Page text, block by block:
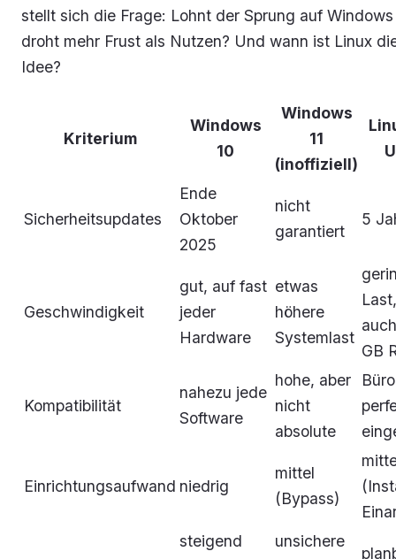
stellt sich die Frage: Lohnt der Sprung auf Windows
droht mehr Frust als Nutzen? Und wann ist Linux
Idee?
Kriterium
Windows
10
Windows
11
(inoffiziell)
Sicherheitsupdates
Ende
Oktober
2025
nicht
garantiert
5
Geschwindigkeit
gut, auf fast
jeder
Hardware
etwas
höhere
Systemlast
GB
Kompatibilität
nahezu jede
Software
hohe, aber
nicht
absolute
Einrichtungsaufwand niedrig
mittel
(Bypass)
steigend
unsichere